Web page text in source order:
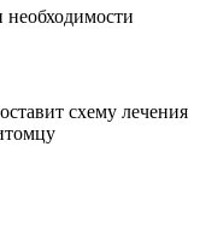
схему лечения